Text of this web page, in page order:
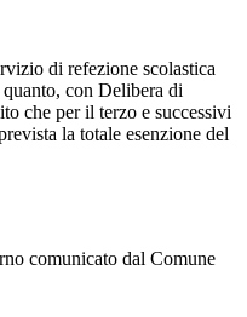
di refezione scolastica
con Delibera di
che per il terzo e successivi
la totale esenzione del
comunicato dal Comune